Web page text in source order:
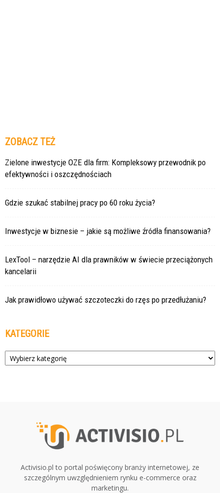
ZOBACZ TEŻ
Zielone inwestycje OZE dla firm: Kompleksowy przewodnik po
efektywności i oszczędnościach
Gdzie szukać stabilnej pracy po 60 roku życia?
Inwestycje w biznesie – jakie są możliwe źródła finansowania?
LexTool – narzędzie AI dla prawników w świecie przeciążonych
kancelarii
Jak prawidłowo używać szczoteczki do rzęs po przedłużaniu?
KATEGORIE
Kategorie
Activisio.pl to portal poświęcony branży internetowej, ze
szczególnym uwzględnieniem rynku e-commerce oraz
marketingu.